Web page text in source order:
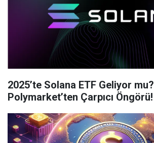
2025’te Solana ETF Geliyor mu?
Polymarket’ten Çarpıcı Öngörü!